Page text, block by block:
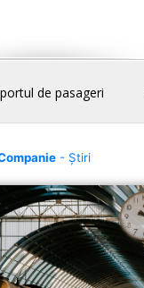
de pasageri
- Știri